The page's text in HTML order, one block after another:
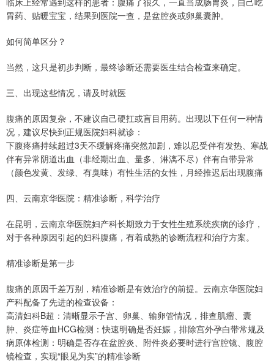
胃药、贴暖宝宝，结果到医院一查，是盆腔炎或卵巢囊肿。
如何简单区分？
当然，这只是初步判断，最终诊断还需要医生结合检查来确定。
三、出现这些情况，请及时就医
腹痛的原因复杂，不建议自己硬扛或盲目用药。出现以下任何一种情
况，建议尽快到正规医院妇科就诊：
下腹疼痛持续超过3天不缓解疼痛突然加剧，难以忍受伴有发热、寒战
伴有异常阴道出血（非经期出血、量多、淋漓不尽）伴有白带异常
（颜色发黄、发绿、有臭味）有性生活的女性，月经推迟后出现腹痛
四、云南京华医院：精准诊断，科学治疗
在昆明，云南京华医院妇产科长期致力于女性生殖系统疾病的诊疗，
对于各种原因引起的妇科腹痛，有着成熟的诊断流程和治疗方案。
精准诊断是第一步
腹痛的原因千差万别，精准诊断是有效治疗的前提。云南京华医院妇
产科配备了先进的检查设备：
高清妇科B超：清晰显示子宫、卵巢、输卵管情况，排查肌瘤、囊
肿、炎症等血HCG检测：快速明确是否妊娠，排除宫外孕白带常规及
病原体检测：明确是否存在盆腔炎、附件炎必要时进行宫腔镜、腹腔
镜检查，实现“眼见为实”的精准诊断